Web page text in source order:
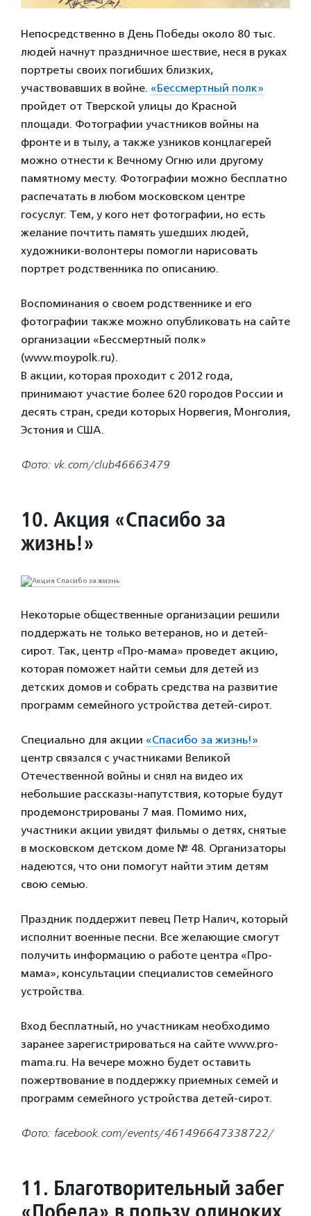
Непосредственно в День Победы около 80 тыс.
людей начнут праздничное шествие, неся в руках
портреты своих погибших близких,
участвовавших в войне. «Бессмертный полк»
пройдет от Тверской улицы до Красной
площади. Фотографии участников войны на
фронте и в тылу, а также узников концлагерей
можно отнести к Вечному Огню или другому
памятному месту. Фотографии можно бесплатно
распечатать в любом московском центре
госуслуг. Тем, у кого нет фотографии, но есть
желание почтить память ушедших людей,
художники-волонтеры помогли нарисовать
портрет родственника по описанию.
Воспоминания о своем родственнике и его
фотографии также можно опубликовать на сайте
организации «Бессмертный полк»
(www.moypolk.ru).
В акции, которая проходит с 2012 года,
принимают участие более 620 городов России и
десять стран, среди которых Норвегия, Монголия,
Эстония и США.
Фото: vk.com/club46663479
10. Акция «Спасибо за
жизнь!»
Некоторые общественные организации решили
поддержать не только ветеранов, но и детей-
сирот. Так, центр «Про-мама» проведет акцию,
которая поможет найти семьи для детей из
детских домов и собрать средства на развитие
программ семейного устройства детей-сирот.
Специально для акции «Спасибо за жизнь!»
центр связался с участниками Великой
Отечественной войны и снял на видео их
небольшие рассказы-напутствия, которые будут
продемонстрированы 7 мая. Помимо них,
участники акции увидят фильмы о детях, снятые
в московском детском доме № 48. Организаторы
надеются, что они помогут найти этим детям
свою семью.
Праздник поддержит певец Петр Налич, который
исполнит военные песни. Все желающие смогут
получить информацию о работе центра «Про-
мама», консультации специалистов семейного
устройства.
Вход бесплатный, но участникам необходимо
заранее зарегистрироваться на сайте www.pro-
mama.ru. На вечере можно будет оставить
пожертвование в поддержку приемных семей и
программ семейного устройства детей-сирот.
Фото: facebook.com/events/461496647338722/
11. Благотворительный забег